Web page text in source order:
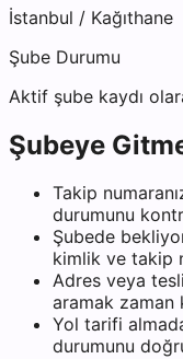
İstanbul / Kağıthane
Şube Durumu
Aktif şube kaydı
Şubeye
Takip
durumunu
Şubede
kimlik ve takip
Adres veya
aramak zaman
Yol tarifi
durumunu